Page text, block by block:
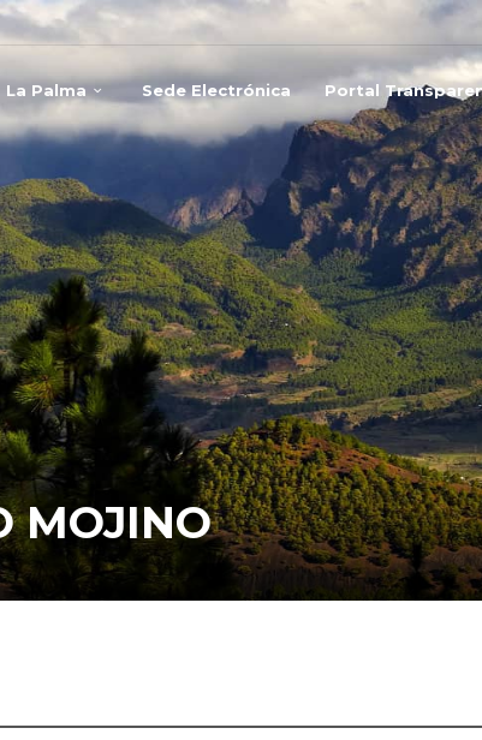
La Palma Sede Electrónica Portal
MOJINO